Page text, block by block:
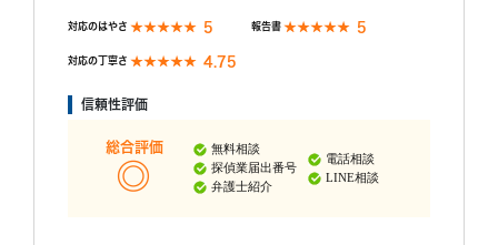
対応のはやさ 5 報告書 5
対応の丁寧さ 4.75
信頼性評価
総合評価
無料相談
探偵業届出番号
弁護士紹介
電話相談
LINE相談